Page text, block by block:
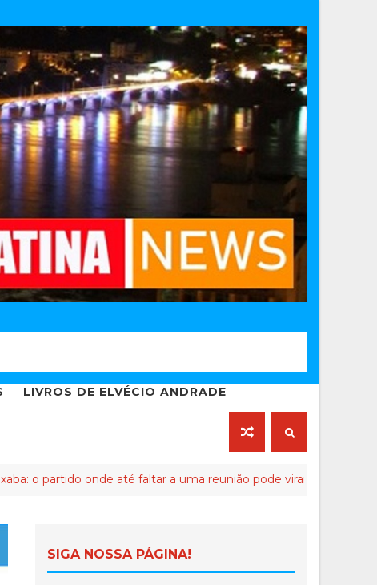
LIVROS DE ELVÉCIO ANDRADE
até faltar a uma reunião pode virar crime de lesa-Malta
SIGA NOSSA PÁGINA!